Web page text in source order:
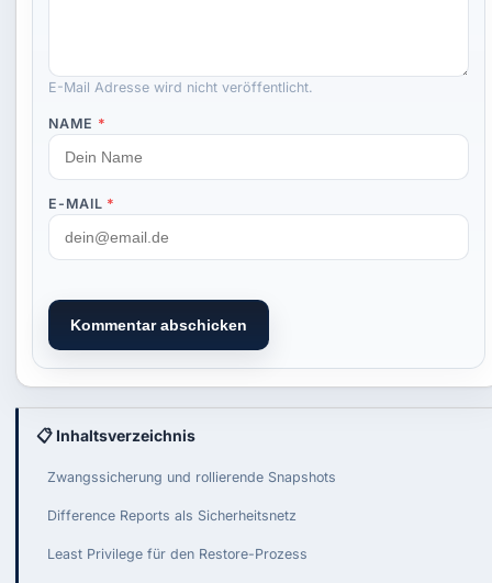
E-Mail Adresse wird nicht veröffentlicht.
NAME *
E-MAIL *
Kommentar abschicken
📋 Inhaltsverzeichnis
Zwangssicherung und rollierende Snapshots
Difference Reports als Sicherheitsnetz
Least Privilege für den Restore-Prozess